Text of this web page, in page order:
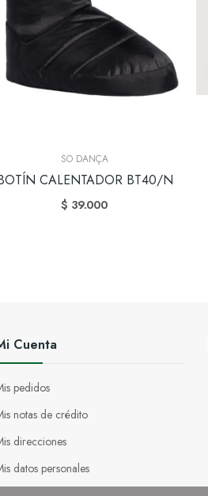
SO DANÇA
CALENTADOR BT40/N
$ 39.000
Cuenta
pedidos
notas de crédito
direcciones
datos personales